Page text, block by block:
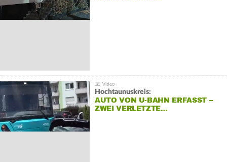
Hochtaunuskreis:
AUTO VON U-BAHN ERFASST –
ZWEI VERLETZTE…